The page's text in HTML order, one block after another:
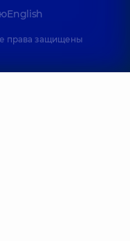
English
права защищены